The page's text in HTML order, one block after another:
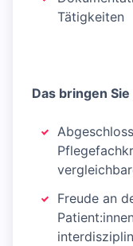
Tätigkeiten
Das bringen
Freude an